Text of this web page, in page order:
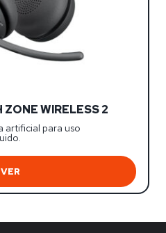
WIRELESS 2
artificial para uso
VER